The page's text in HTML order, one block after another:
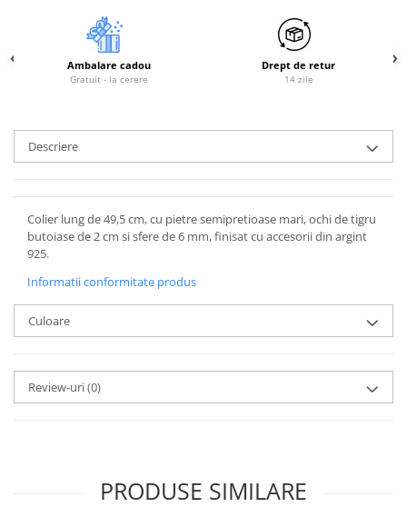
Ambalare cadou
Gratuit - la cerere
Drept de retur
14 zile
Descriere
Colier lung de 49,5 cm, cu pietre semipretioase mari, ochi de tigru
butoiase de 2 cm si sfere de 6 mm, finisat cu accesorii din argint
925.
Informatii conformitate produs
Culoare
Review-uri(0)
PRODUSE SIMILARE